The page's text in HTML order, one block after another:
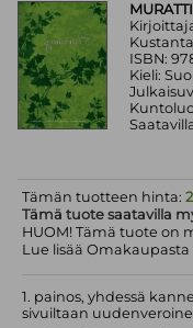
MURATTI
ISBN:
Kieli:
Tämän tuotteen hinta:
Tämä tuote saatavilla
HUOM! Tämä tuote on
Lue lisää Omakaupasta
1. painos, yhdessä
sivuiltaan